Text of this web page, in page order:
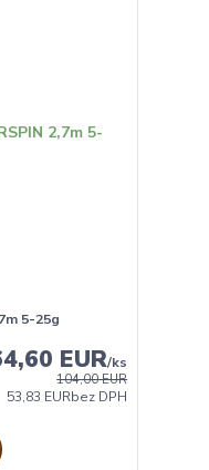
5-25g
104,00 EUR
EUR/ks
53,83 EURbez DPH